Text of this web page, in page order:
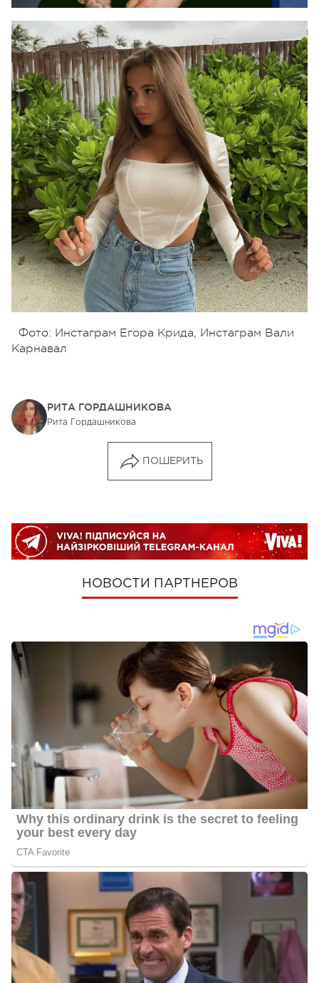
Фото: Инстаграм Егора Крида, Инстаграм Вали
Карнавал
РИТА ГОРДАШНИКОВА
Рита Гордашникова
ПОШЕРИТЬ
НОВОСТИ ПАРТНЕРОВ